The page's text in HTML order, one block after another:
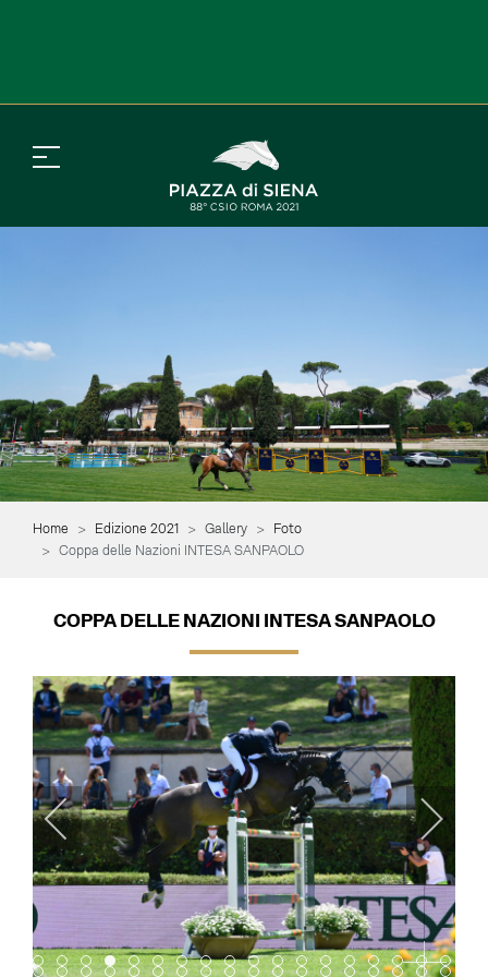
Home Edizione 2021 Gallery
Foto
Coppa delle Nazioni INTESA SANPAOLO
COPPA DELLE NAZIONI INTESA SANPAOLO
Item 0Item 1Item 2Item 3Item 4Item 5Item 6Item 7Item 8Item 9Item 10
Item 11Item 12Item 13Item 14Item 15
Item 16Item